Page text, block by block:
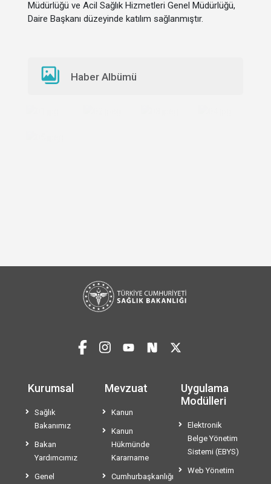
Müdürlüğü ve Acil Sağlık Hizmetleri Genel Müdürlüğü,
Daire Başkanı düzeyinde katılım sağlanmıştır.
Haber Albümü
Kurumsal
Sağlık
Bakanımız
Bakan
Yardımcımız
Genel
Mevzuat
Kanun
Kanun
Hükmünde
Kararname
Cumhurbaşkanlığı
Uygulama
Modülleri
Elektronik
Belge Yönetim
Sistemi (EBYS)
Web Yönetim